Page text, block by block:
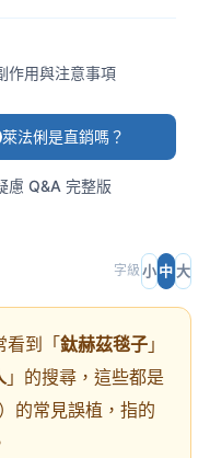
作用與注意事項
萊法俐是直銷嗎？
慮 Q&A 完整版
字級 小中大
看到「鈦赫茲毯子 」
」的搜尋，這些都是
的常見誤植，指的